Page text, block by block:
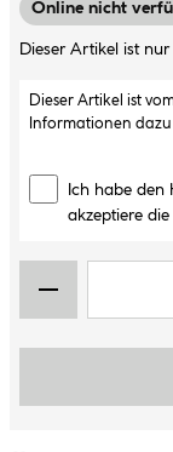
Online nicht
Dieser Artikel ist
Dieser Artikel ist
Informationen
Ich habe den
akzeptiere